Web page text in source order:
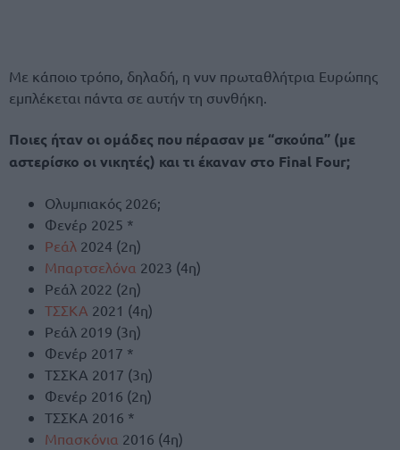
Με κάποιο τρόπο, δηλαδή, η νυν πρωταθλήτρια Ευρώπης
εμπλέκεται πάντα σε αυτήν τη συνθήκη.
Ποιες ήταν οι ομάδες που πέρασαν με “σκούπα” (με
αστερίσκο οι νικητές) και τι έκαναν στο Final Four;
Ολυμπιακός 2026;
Φενέρ 2025 *
Ρεάλ 2024 (2η)
Μπαρτσελόνα 2023 (4η)
Ρεάλ 2022 (2η)
ΤΣΣΚΑ 2021 (4η)
Ρεάλ 2019 (3η)
Φενέρ 2017 *
ΤΣΣΚΑ 2017 (3η)
Φενέρ 2016 (2η)
ΤΣΣΚΑ 2016 *
Μπασκόνια 2016 (4η)